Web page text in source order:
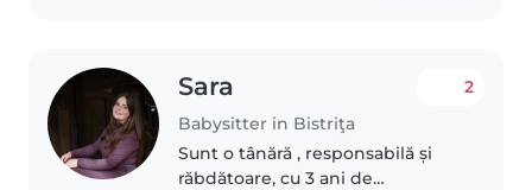
Sara
Babysitter in Bistriţa
2
Sunt o tânără , responsabilă și
răbdătoare, cu 3 ani de